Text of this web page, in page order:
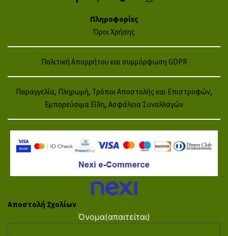
Πληροφορίες
Όροι Χρήσης
Πολιτική Απορρήτου και συμμόρφωση GDPR
Παραγγελία, Πληρωμή, Τρόποι Αποστολής και Επιστροφών,
Εμπορεύσιμα Είδη, Ασφάλεια Συναλλαγών
Αποστολή Σχολίων
Όνομα(απαιτείται)